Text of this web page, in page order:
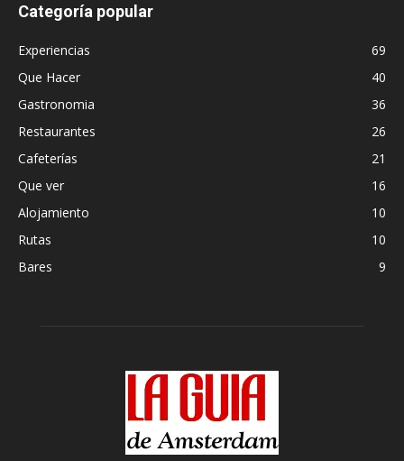
Categoría popular
Experiencias
69
Que Hacer
40
Gastronomia
36
Restaurantes
26
Cafeterías
21
Que ver
16
Alojamiento
10
Rutas
10
Bares
9